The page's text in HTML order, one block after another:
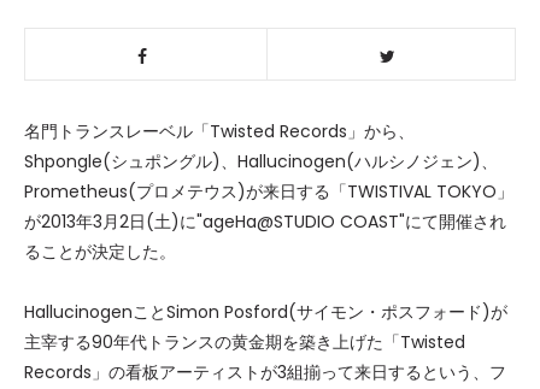
名門トランスレーベル「Twisted Records」から、
Shpongle(シュポングル)、Hallucinogen(ハルシノジェン)、
Prometheus(プロメテウス)が来日する「TWISTIVAL TOKYO」
が2013年3月2日(土)に"ageHa@STUDIO COAST"にて開催され
ることが決定した。
HallucinogenことSimon Posford(サイモン・ポスフォード)が
主宰する90年代トランスの黄金期を築き上げた「Twisted
Records」の看板アーティストが3組揃って来日するという、フ